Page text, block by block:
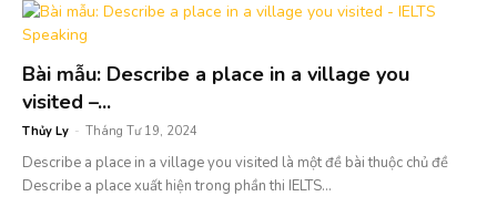
Bài mẫu: Describe a place in a village you
visited –...
Thủy Ly - Tháng Tư 19, 2024
Describe a place in a village you visited là một đề bài thuộc chủ đề
Describe a place xuất hiện trong phần thi IELTS...